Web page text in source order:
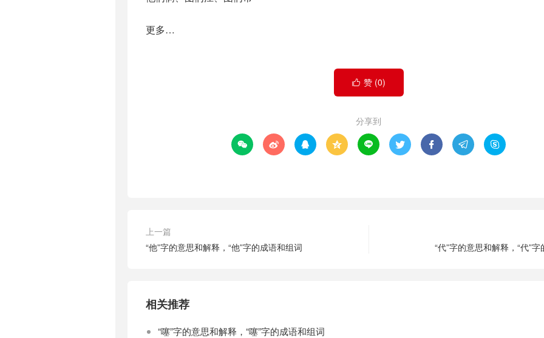
更多…
 赞 (0)
分享到
        
上一篇
“他”字的意思和解释，“他”字的成语和组词
“代”字的意思和解释，“代”
相关推荐
“噻”字的意思和解释，“噻”字的成语和组词